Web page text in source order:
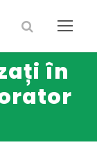
în